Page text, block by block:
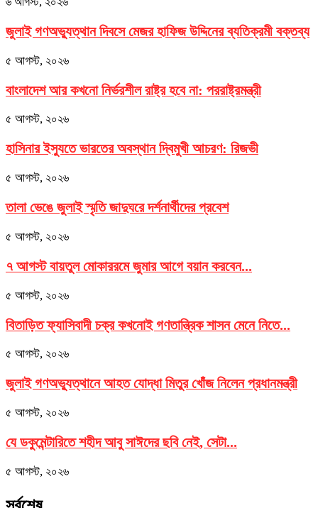
জুলাই গণঅভ্যুত্থান দিবসে মেজর হাফিজ উদ্দিনের ব্যতিক্রমী বক্তব্য
৫ আগস্ট, ২০২৬
বাংলাদেশ আর কখনো নির্ভরশীল রাষ্ট্র হবে না: পররাষ্ট্রমন্ত্রী
৫ আগস্ট, ২০২৬
হাসিনার ইস্যুতে ভারতের অবস্থান দ্বিমুখী আচরণ: রিজভী
৫ আগস্ট, ২০২৬
তালা ভেঙে জুলাই স্মৃতি জাদুঘরে দর্শনার্থীদের প্রবেশ
৫ আগস্ট, ২০২৬
৭ আগস্ট বায়তুল মোকাররমে জুমার আগে বয়ান করবেন...
৫ আগস্ট, ২০২৬
বিতাড়িত ফ্যাসিবাদী চক্র কখনোই গণতান্ত্রিক শাসন মেনে নিতে...
৫ আগস্ট, ২০২৬
জুলাই গণঅভ্যুত্থানে আহত যোদ্ধা মিতুর খোঁজ নিলেন প্রধানমন্ত্রী
৫ আগস্ট, ২০২৬
যে ডকুমেন্টারিতে শহীদ আবু সাঈদের ছবি নেই, সেটা...
৫ আগস্ট, ২০২৬